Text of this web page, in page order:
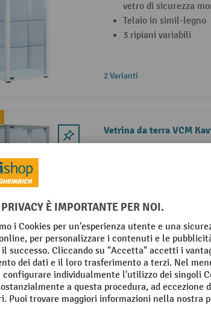
vetro di sicurezza
Telaio in simil-legno
3 ripiani variabili
2 Varianti
Vetrina da terra VCM
Anta, pannello
2 Varianti
Vetrina da terra VCM